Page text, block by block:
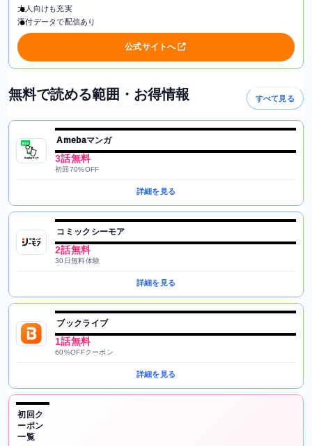
大人向けも充実
添付データで配信あり
公式サイトへ
無料で読める範囲・お得情報 すべて見る
Amebaマンガ
3話無料
初回70%OFF
詳細を見る
コミックシーモア
2話無料
30日無料体験
詳細を見る
ブックライブ
1話無料
60%OFFクーポン
詳細を見る
初回ク
ーポン
一覧